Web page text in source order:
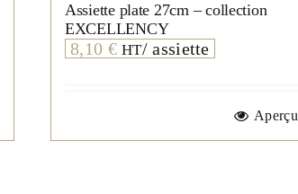
Assiette plate 27cm – collection
EXCELLENCY
8,10 € HT/ assiette
Aperçu